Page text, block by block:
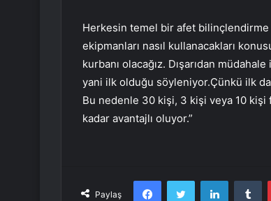
Herkesin temel bir afet bilinçlendirme
ekipmanları nasıl kullanacakları
kurbanı olacağız. Dışarıdan
yani ilk olduğu söyleniyor.Çünkü ilk
Bu nedenle 30 kişi, 3 kişi veya 10
kadar avantajlı oluyor.”
Paylaş
FacebookTwitter LinkedIn